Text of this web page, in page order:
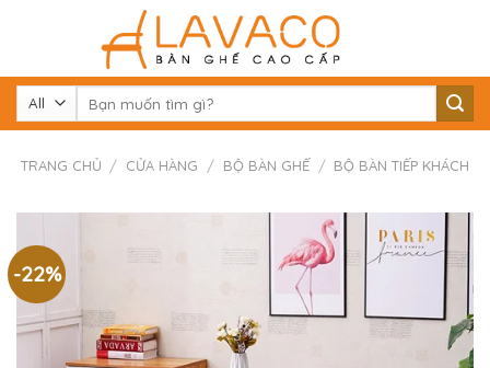
kiếm:
TRANG CHỦ / CỬA HÀNG / BỘ BÀN GHẾ / BỘ BÀN TIẾP KHÁCH
-22%